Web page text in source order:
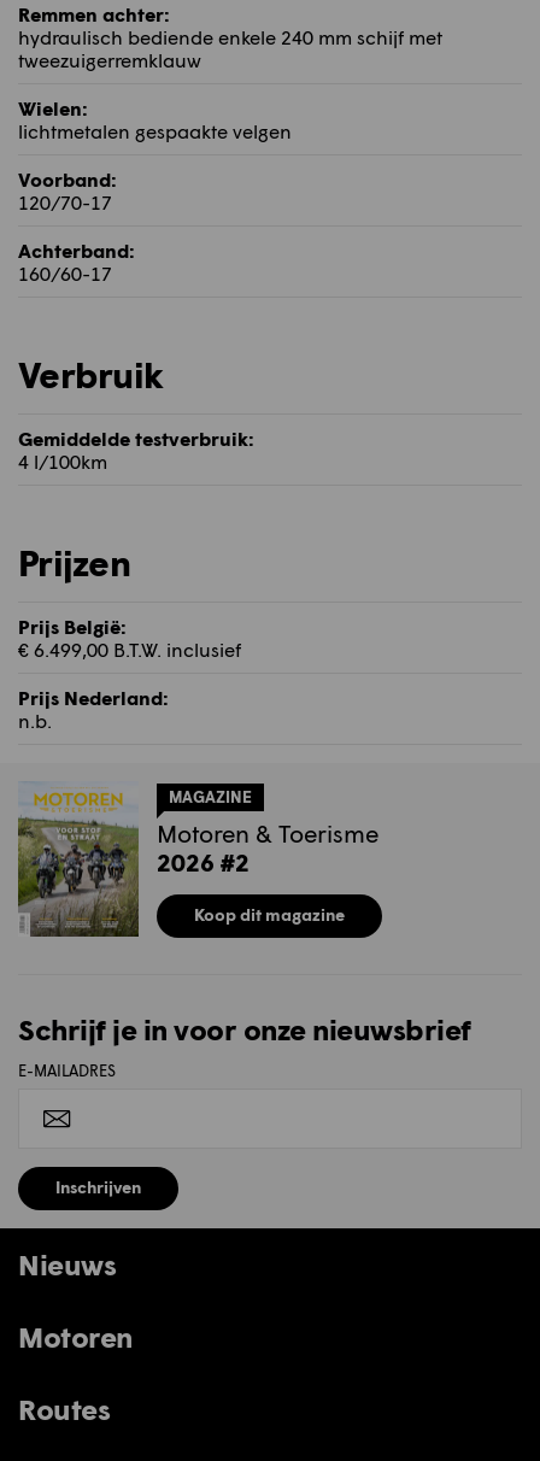
Remmen achter:
hydraulisch bediende enkele 240 mm schijf met
tweezuigerremklauw
Wielen:
lichtmetalen gespaakte velgen
Voorband:
120/70-17
Achterband:
160/60-17
Verbruik
Gemiddelde testverbruik:
4 l/100km
Prijzen
Prijs België:
€ 6.499,00 B.T.W. inclusief
Prijs Nederland:
n.b.
MAGAZINE
Motoren & Toerisme
2026 #2
Koop dit magazine
Schrijf je in voor onze nieuwsbrief
E-MAILADRES
Inschrijven
Nieuws
Motoren
Routes